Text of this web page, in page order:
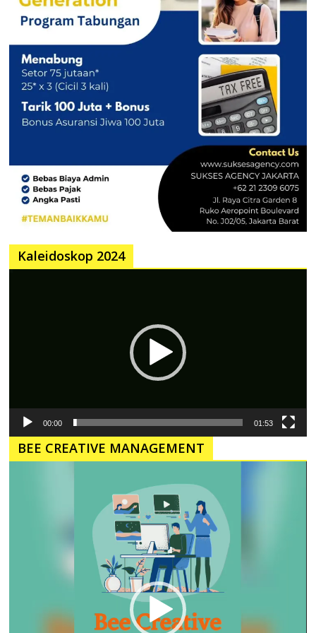
Kaleidoskop 2024
00:00 01:53
BEE CREATIVE MANAGEMENT